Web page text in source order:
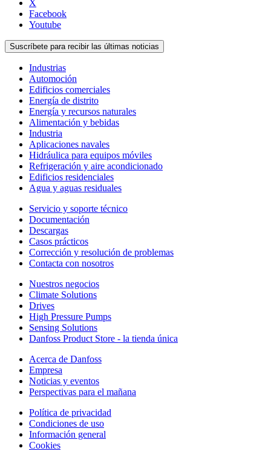
X
Facebook
Youtube
Suscríbete para recibir las últimas noticias
Industrias
Automoción
Edificios comerciales
Energía de distrito
Energía y recursos naturales
Alimentación y bebidas
Industria
Aplicaciones navales
Hidráulica para equipos móviles
Refrigeración y aire acondicionado
Edificios residenciales
Agua y aguas residuales
Servicio y soporte técnico
Documentación
Descargas
Casos prácticos
Corrección y resolución de problemas
Contacta con nosotros
Nuestros negocios
Climate Solutions
Drives
High Pressure Pumps
Sensing Solutions
Danfoss Product Store - la tienda única
Acerca de Danfoss
Empresa
Noticias y eventos
Perspectivas para el mañana
Política de privacidad
Condiciones de uso
Información general
Cookies